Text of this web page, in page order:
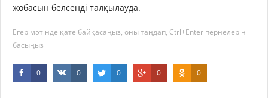
жобасын белсенді талқылауда.
Егер мәтінде қате байқасаңыз, оны таңдап, Ctrl+Enter пернелерін
басыңыз
0 0 0 0 0